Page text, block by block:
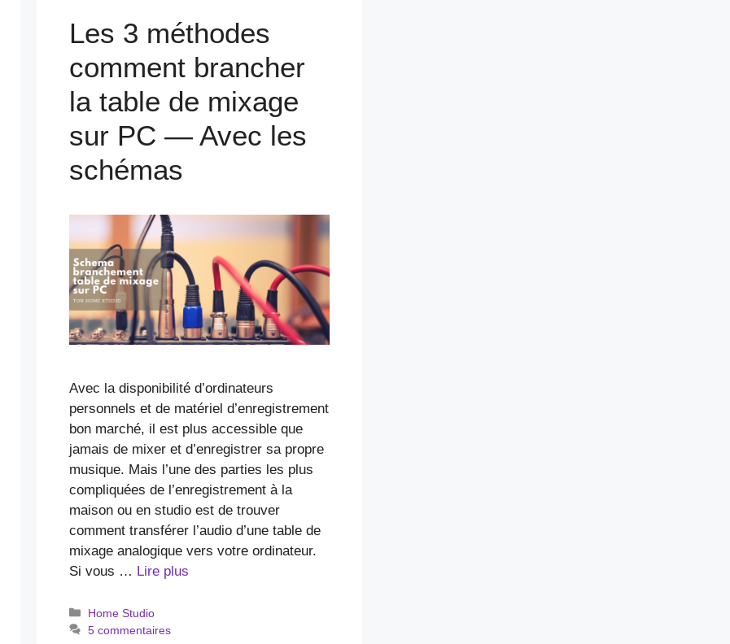
Les 3 méthodes
comment brancher
la table de mixage
sur PC — Avec les
schémas
Avec la disponibilité d’ordinateurs
personnels et de matériel d’enregistrement
bon marché, il est plus accessible que
jamais de mixer et d’enregistrer sa propre
musique. Mais l’une des parties les plus
compliquées de l’enregistrement à la
maison ou en studio est de trouver
comment transférer l’audio d’une table de
mixage analogique vers votre ordinateur.
Si vous … Lire plus
Catégories
Home Studio
5 commentaires